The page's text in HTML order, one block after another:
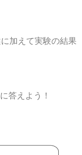
加えて実験の結果
答えよう！